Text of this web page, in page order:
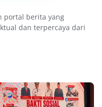
portal berita yang
dan terpercaya dari